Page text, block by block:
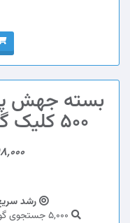
500 کلیک گوگل ترندینگ روزانه
رشد